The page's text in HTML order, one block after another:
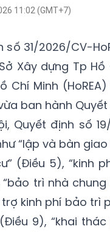
11:02 (GMT+7)
số 31/2026/CV-
Xây dựng Tp
Chí Minh
ban hành
Quyết định số
“lập và bàn
(Điều 5), “kinh
trì nhà
trợ kinh phí bảo trì
9), “khai